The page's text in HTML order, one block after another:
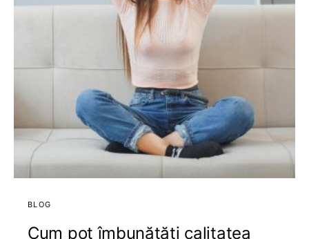
BLOG
Cum pot îmbunătăți calitatea